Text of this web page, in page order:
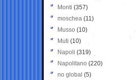
Monti (357)
moschea (11)
Musso (10)
Muti (10)
Napoli (319)
Napolitano (220)
no global (5)